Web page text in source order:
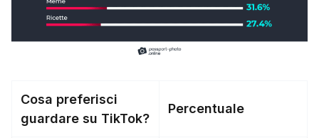
Cosa preferisci
guardare su TikTok?
Percentuale